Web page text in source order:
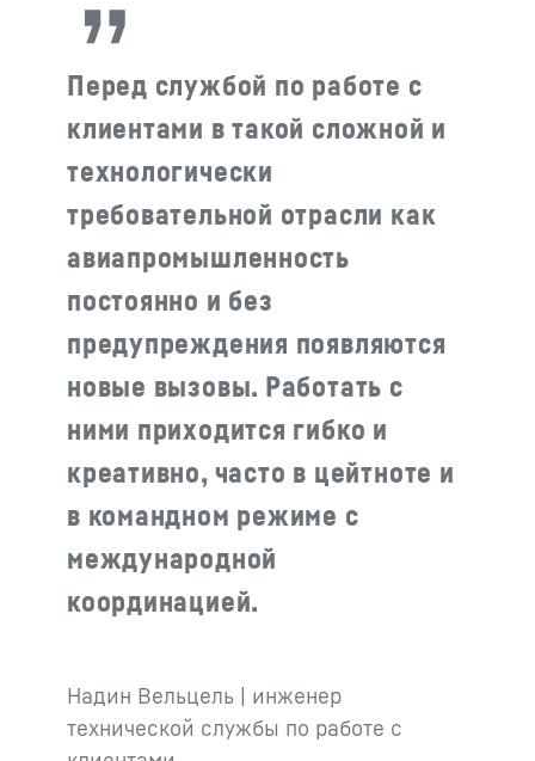
Перед службой по работе с
клиентами в такой сложной и
технологически
требовательной отрасли как
авиапромышленность
постоянно и без
предупреждения появляются
новые вызовы. Работать с
ними приходится гибко и
креативно, часто в цейтноте и
в командном режиме с
международной
координацией.
Надин Вельцель | инженер
технической службы по работе с